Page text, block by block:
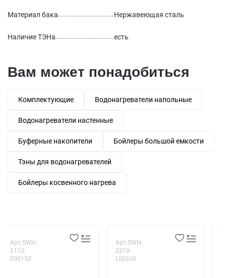
Материал бака Нержавеющая сталь
Наличие ТЭНа есть
Вам может понадобиться
Комплектующие Водонагреватели напольные
Водонагреватели настенные
Буферные накопители Бойлеры большой емкости
Тэны для водонагревателей
Бойлеры косвенного нагрева
Арт.SWH-
2110-
000150
Арт.SWH-
2210-
L00200